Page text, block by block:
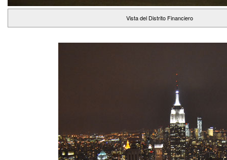
Vista del Distrito Financiero